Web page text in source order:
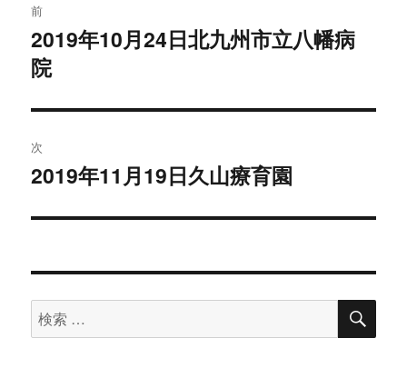
稿
ナ
ビ
ゲ
ー
シ
ン
前
過
去
投
稿:
2019年10月24日北九州市立八幡病
院
次
次
投
2019年11月19日久山療育園
検
索
検